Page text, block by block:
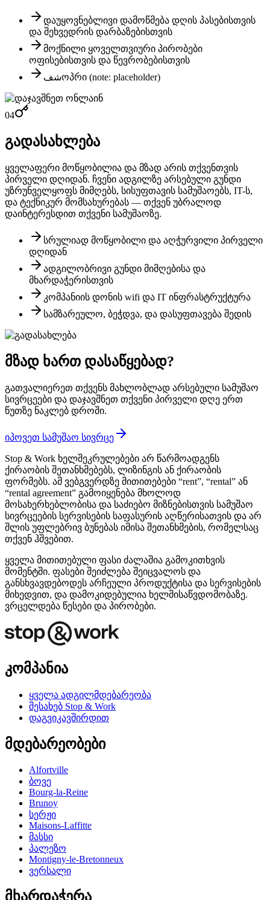
დაუყოვნებლივი დამოწმება დღის პასებისთვის
და შეხვედრის დარბაზებისთვის
მოქნილი ყოველთვიური პირობები
ოფისებისთვის და წევრობებისთვის
شفოპრი (note: placeholder)
04
გადასახლება
ყველაფერი მოწყობილია და მზად არის თქვენთვის
პირველი დღიდან. ჩვენი ადგილზე არსებული გუნდი
უზრუნველყოფს მიმღებს, სისუფთავის სამუშაოებს, IT-ს,
და ტექნიკურ მომსახურებას — თქვენ უბრალოდ
დაინტერესდით თქვენი სამუშაოზე.
სრულიად მოწყობილი და აღჭურვილი პირველი
დღიდან
ადგილობრივი გუნდი მიმღებისა და
მხარდაჭერისთვის
კომპანიის დონის wifi და IT ინფრასტრუქტურა
სამზარეულო, ბეჭდვა, და დასუფთავება შედის
მზად ხართ დასაწყებად?
გათვალიერეთ თქვენს მახლობლად არსებული სამუშაო
სივრცეები და დაჯავშნეთ თქვენი პირველი დღე ერთ
წუთზე ნაკლებ დროში.
იპოვეთ სამუშაო სივრცე
Stop & Work ხელშეკრულებები არ წარმოადგენს
ქირაობის შეთანხმებებს, ლიზინგის ან ქირაობის
ფორმებს. ამ ვებგვერდზე მითითებები “rent”, “rental” ან
“rental agreement” გამოიყენება მხოლოდ
მოსახერხებლობისა და საძიებო მიზნებისთვის სამუშაო
სივრცეების სერვისების საფასურის აღწერისათვის და არ
შლის უფლებრივ ბუნებას იმისა შეთანხმების, რომელსაც
თქვენ ჰშვებით.
ყველა მითითებული ფასი ძალაშია გამოკითხვის
მომენტში. ფასები შეიძლება შეიცვალოს და
განსხვავდებოდეს არჩეული პროდუქტისა და სერვისების
მიხედვით, და დამოკიდებულია ხელმისაწვდომობაზე.
ვრცელდება წესები და პირობები.
კომპანია
ყველა ადგილმდებარეობა
შესახებ Stop & Work
დაგვიკავშირდით
მდებარეობები
Alfortville
ბოვე
Bourg-la-Reine
Brunoy
სერჟი
Maisons-Laffitte
მასსი
პალეზო
Montigny-le-Bretonneux
ვერსალი
მხარდაჭერა